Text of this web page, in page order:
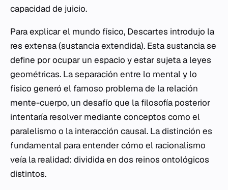
capacidad de juicio.
Para explicar el mundo físico, Descartes introdujo la
res extensa(sustancia extendida). Esta sustancia se
define por ocupar un espacio y estar sujeta a leyes
geométricas. La separación entre lo mental y lo
físico generó el famoso problema de la relación
mente-cuerpo, un desafío que la filosofía posterior
intentaría resolver mediante conceptos como el
paralelismo o la interacción causal. La distinción es
fundamental para entender cómo el racionalismo
veía la realidad: dividida en dos reinos ontológicos
distintos.